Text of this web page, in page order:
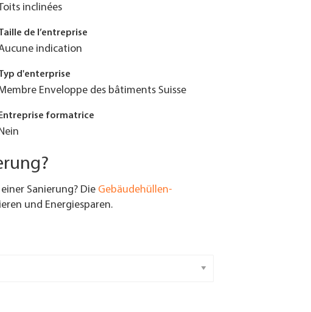
inclinées
de l’entreprise
indication
d'enterprise
Enveloppe des bâtiments Suisse
Entreprise formatrice
Sanierung? Die Gebäudehüllen-
und Energiesparen.